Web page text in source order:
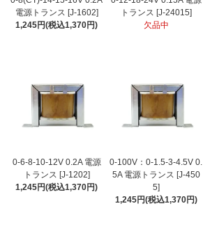
電源トランス [J-1602]
1,245円(税込1,370円)
トランス [J-24015]
欠品中
0-6-8-10-12V 0.2A 電源
トランス [J-1202]
1,245円(税込1,370円)
0-100V：0-1.5-3-4.5V 0.
5A 電源トランス [J-450
5]
1,245円(税込1,370円)